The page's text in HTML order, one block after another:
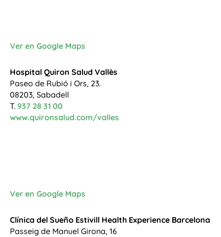
Ver en Google Maps
Hospital Quiron Salud Vallès
Paseo de Rubió i Ors, 23.
08203, Sabadell
T. 937 28 31 00
www.quironsalud.com/valles
Ver en Google Maps
Clínica del Sueño Estivill Health Experience Barcelona
Passeig de Manuel Girona, 16